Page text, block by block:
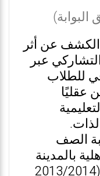
الكشف عن أثر
عبر
للطلاب
عقليًا
الصف
بالمدينة
المنورة في العام الدراسي (2013/2014